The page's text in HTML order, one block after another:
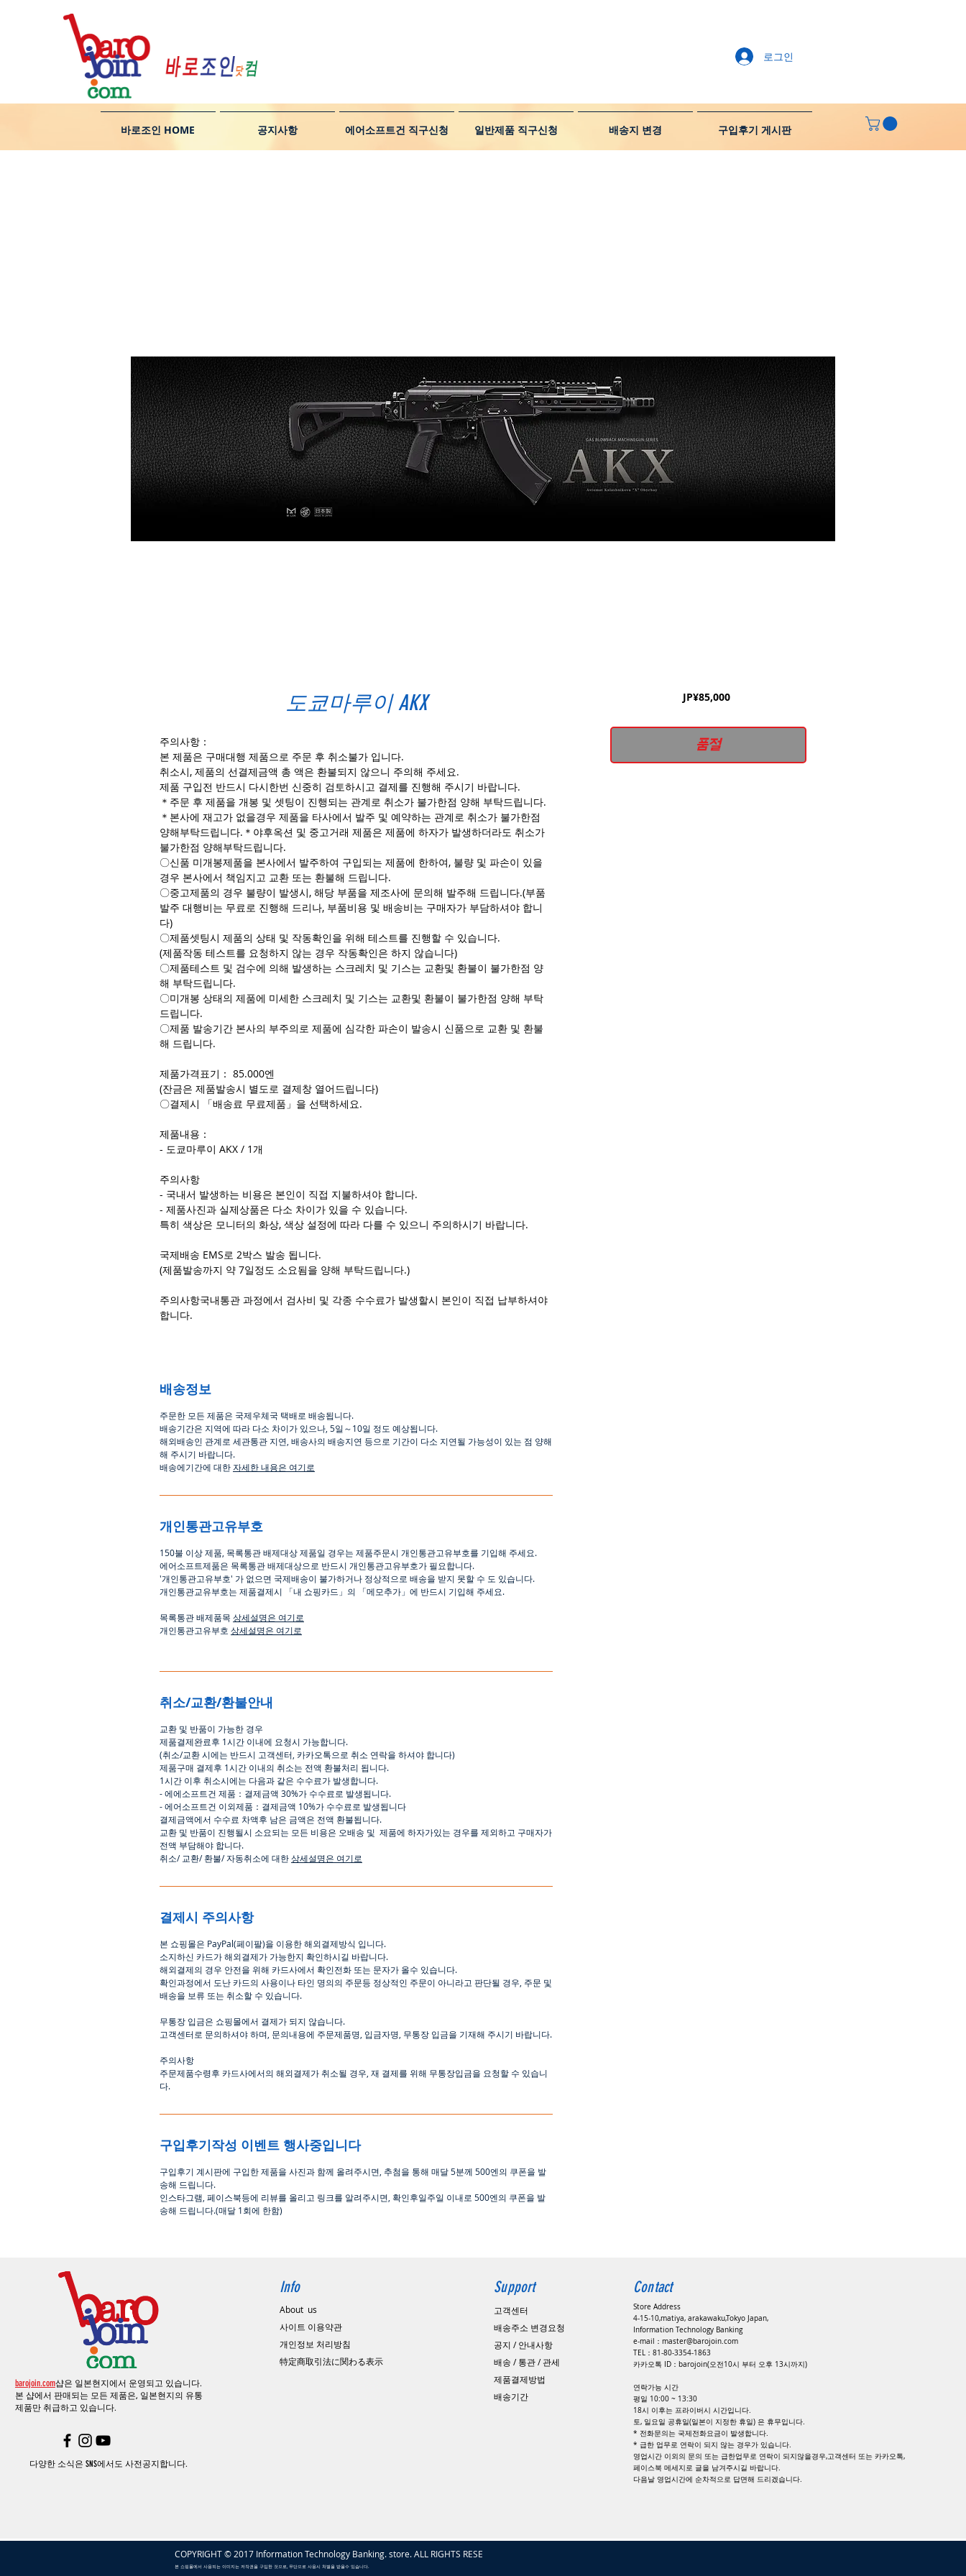
바로조인 HOME 공지사항 에어소프트건 직구신청 일반제품 직구신청 배송지 변경 구입후기 게시판
로그인
도쿄마루이 AKX
주의사항：
본 제품은 구매대행 제품으로 주문 후 취소불가 입니다.
취소시, 제품의 선결제금액 총 액은 환불되지 않으니 주의해 주세요.
제품 구입전 반드시 다시한번 신중히 검토하시고 결제를 진행해 주시기 바랍니다.
＊주문 후 제품을 개봉 및 셋팅이 진행되는 관계로 취소가 불가한점 양해 부탁드립니다.
＊본사에 재고가 없을경우 제품을 타사에서 발주 및 예약하는 관계로 취소가 불가한점
양해부탁드립니다.＊야후옥션 및 중고거래 제품은 제품에 하자가 발생하더라도 취소가
불가한점 양해부탁드립니다.
〇신품 미개봉제품을 본사에서 발주하여 구입되는 제품에 한하여, 불량 및 파손이 있을
경우 본사에서 책임지고 교환 또는 환불해 드립니다.
〇중고제품의 경우 불량이 발생시, 해당 부품을 제조사에 문의해 발주해 드립니다.(부품
발주 대행비는 무료로 진행해 드리나, 부품비용 및 배송비는 구매자가 부담하셔야 합니
다)
〇제품셋팅시 제품의 상태 및 작동확인을 위해 테스트를 진행할 수 있습니다.
(제품작동 테스트를 요청하지 않는 경우 작동확인은 하지 않습니다)
〇제품테스트 및 검수에 의해 발생하는 스크레치 및 기스는 교환및 환불이 불가한점 양
해 부탁드립니다.
〇미개봉 상태의 제품에 미세한 스크레치 및 기스는 교환및 환불이 불가한점 양해 부탁
드립니다.
〇제품 발송기간 본사의 부주의로 제품에 심각한 파손이 발송시 신품으로 교환 및 환불
해 드립니다.
제품가격표기： 85.000엔
(잔금은 제품발송시 별도로 결제창 열어드립니다)
〇결제시 「배송료 무료제품」을 선택하세요.
제품내용：
- 도쿄마루이 AKX / 1개
주의사항
- 국내서 발생하는 비용은 본인이 직접 지불하셔야 합니다.
- 제품사진과 실제상품은 다소 차이가 있을 수 있습니다.
특히 색상은 모니터의 화상, 색상 설정에 따라 다를 수 있으니 주의하시기 바랍니다.
국제배송 EMS로 2박스 발송 됩니다.
(제품발송까지 약 7일정도 소요됨을 양해 부탁드립니다.)
주의사항국내통관 과정에서 검사비 및 각종 수수료가 발생할시 본인이 직접 납부하셔야
합니다.
배송정보
주문한 모든 제품은 국제우체국 택배로 배송됩니다.
배송기간은 지역에 따라 다소 차이가 있으나 5일～10일 정도 예상됩니다.
해외배송인 관계로 세관통관 지연, 배송사의 배송지연 등으로 기간이 다소 지연될 가능성이 있는 점 양해
해 주시기 바랍니다.
배송에기간에 대한자세한 내용은 여기로
개인통관고유부호
150불 이상 제품 목록통관 배제대상 제품일 경우는 제품주문시 개인통관고유부호를 기입해 주세요.
에어소프트제품은 목록통관 배제대상으로 반드시 개인통관고유부호가 필요합니다.
'개인통관고유부호' 가 없으면 국제배송이 불가하거나 정상적으로 배송을 받지 못할 수 도 있습니다.
개인통관교유부호는 제품결제시
「내 쇼핑카드 」 의 「메모추가 」 에 반드시 기입해 주세요.
목록통관 배제품목 상세설명은 여기로
개인통관고유부호 상세설명은 여기로
취소/교환/환불안내
교환 및 반품이 가능한 경우
제품결제완료후 1시간 이내에 요청시 가능합니다.
(취소/교환 시에는 반드시 고객센터 카카오톡으로 취소 연락을 하셔야 합니다)
제품구매 결제후 1시간 이내의 취소는 전액 환불처리 됩니다.
1시간 이후 취소시에는 다음과 같은 수수료가 발생합니다.
-에에소프트건 제품 ： 결제금액 30%가 수수료로 발생됩니다.
-에어소프트건 이외제품 ： 결제금액 10%가 수수료로 발생됩니다
결제금액에서 수수료 차액후 남은 금액은 전액 환불됩니다.
교환 및 반품이 진행될시 소요되는 모든 비용은 오배송 및 제품에 하자가있는 경우를 제외하고 구매자가
전액 부담해야 합니다.
취소/ 교환/환불/자동취소에 대한상세설명은 여기로
결제시 주의사항
본 쇼핑몰은 PayPal(페이팔)을 이용한해외결제방식 입니다.
소지하신 카드가해외결제가 가능한지 확인하시길 바랍니다.
해외결제의 경우 안전을 위해 카드사에서 확인전화 또는 문자가 올수 있습니다.
확인과정에서 도난카드의 사용이나 타인 명의의 주문등 정상적인 주문이 아니라고 판단될 경우 주문 및
배송을 보류 또는 취소할 수 있습니다.
무통장 입금은 쇼핑몰에서 결제가 되지 않습니다.
고객센터로 문의하셔야 하며 문의내용에 주문제품명 입금자명 무통장 입금을 기재해 주시기 바랍니다.
주의사항
주문제품수령후 카드사에서의 해외결제가취소될 경우 재 결제를 위해 무통장입금을 요청할 수 있습니
다.
구입후기작성 이벤트 행사중입니다
구입후기 계시판에 구입한 제품을 사진과 함께 올려주시면 추첨을 통해 매달5분께 500엔의 쿠폰을 발
송해 드립니다.
인스타그램 페이스북등에 리뷰를 올리고 링크를 알려주시면, 확인후일주일 이내로 500엔의 쿠폰을 발
송해 드립니다.(매달 1회에 한함)
JP¥85,000가
품절
barojoin.com샵은 일본현지에서 운영되고 있습니다.
본 샵에서 판매되는 모든 제품은, 일본현지의 유통
제품만 취급하고 있습니다.
다양한 소식은 SNS에서도 사전공지합니다.
Info
About us
사이트 이용약관
​개인정보 처리방침
特定商取引法に関わる表示
Support
고객센터
배송주소 변경요청
공지 / 안내사항
배송 / 통관 / 관세
제품결제방법
배송기간
Contact
Store Address
4-15-10,matiya, arakawaku,Tokyo Japan,
Information Technology Banking
e-mail： master@barojoin.com
​TEL：81-80-3354-1863
카카오톡 ID：barojoin(오전10시 부터 오후 13시까지)
연락가능 시간
평일 10:00 ~ 13:30
18시 이후는 프라이버시 시간입니다.
토, 일요일 공휴일(일본이 지정한 휴일) 은 휴무입니다.
* 전화문의는 국제전화요금이 발생합니다.
* 급한 업무로 연락이 되지 않는 경우가 있습니다.
영업시간 이외의 문의 또는 급한업무로 연락이 되지않을경우,고객센터 또는 카카오톡,
페이스북 메세지로 글을 남겨주시길 바랍니다.
​다음날 영업시간에 순차적으로 답면해 드리겠습니다.
COPYRIGHT © 2017 Information Technology Banking. store. ALL RIGHTS RESERVED
본 쇼핑몰에서 사용되는 이미지는 저작권을 구입한 것으로, 무단으로 사용시 처벌을 받을수 있습니다.